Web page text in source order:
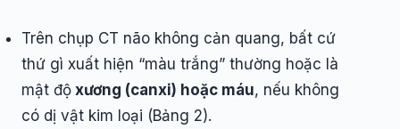
Trên chụp CT não không cản quang, bất cứ
thứ gì xuất hiện “màu trắng” thường hoặc là
mật độ xương (canxi) hoặc máu, nếu không
có dị vật kim loại (Bảng 2).